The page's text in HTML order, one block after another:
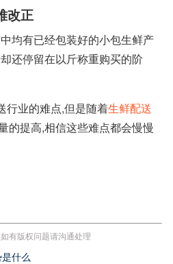
改正
均有已经包装好的小包生鲜产
还停留在以斤称重购买的阶
行业的难点,但是随着生鲜配送
的提高,相信这些难点都会慢慢
有版权问题请沟通处理
什么